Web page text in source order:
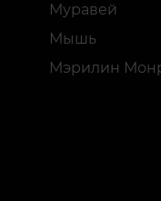
Муравей
Мышь
Мэрилин